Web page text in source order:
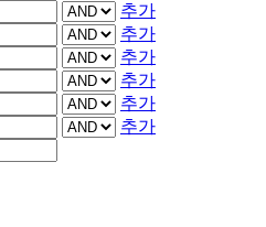
추가
추가
추가
추가
추가
추가